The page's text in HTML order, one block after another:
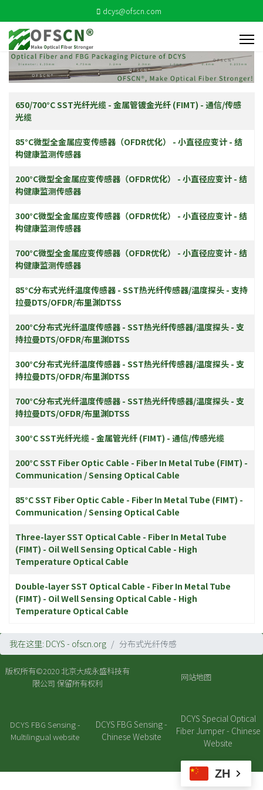
dcys@ofscn.com
ZH
名称
650/700°C SST光纤光缆 - 金属管镀金光纤 (FIMT) - 通信/传感
光缆
85°C微型全金属应变传感器（OFDR优化） - 小直径应变计 - 结
构健康监测传感器
200°C微型全金属应变传感器（OFDR优化） - 小直径应变计 - 结
构健康监测传感器
300°C微型全金属应变传感器（OFDR优化） - 小直径应变计 - 结
构健康监测传感器
700°C微型全金属应变传感器（OFDR优化） - 小直径应变计 - 结
构健康监测传感器
85°C分布式光纤温度传感器 - SST热光纤传感器/温度探头 - 支持
拉曼DTS/OFDR/布里渊DTSS
200°C分布式光纤温度传感器 - SST热光纤传感器/温度探头 - 支
持拉曼DTS/OFDR/布里渊DTSS
300°C分布式光纤温度传感器 - SST热光纤传感器/温度探头 - 支
持拉曼DTS/OFDR/布里渊DTSS
700°C分布式光纤温度传感器 - SST热光纤传感器/温度探头 - 支
持拉曼DTS/OFDR/布里渊DTSS
300°C SST光纤光缆 - 金属管光纤 (FIMT) - 通信/传感光缆
200°C SST Fiber Optic Cable - Fiber In Metal Tube (FIMT) -
Communication / Sensing Optical Cable
85°C SST Fiber Optic Cable - Fiber In Metal Tube (FIMT) -
Communication / Sensing Optical Cable
Three-layer SST Optical Cable - Fiber In Metal Tube
(FIMT) - Oil Well Sensing Optical Cable - High
Temperature Optical Cable
Double-layer SST Optical Cable - Fiber In Metal Tube
(FIMT) - Oil Well Sensing Optical Cable - High
Temperature Optical Cable
我在这里: DCYS - ofscn.org 分布式光纤传感
版权所有©2020 北京大成永盛科技有
限公司 保留所有权利
网站地图
DCYS FBG Sensing -
Multilingual website
DCYS FBG Sensing -
Chinese Website
DCYS Special Optical
Fiber Jumper - Chinese
Website